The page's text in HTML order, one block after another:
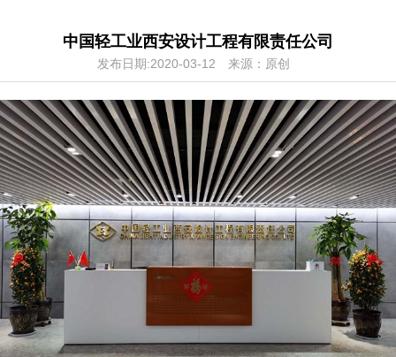
中国轻工业西安设计工程有限责任公司
发布日期:2020-03-12 来源：原创